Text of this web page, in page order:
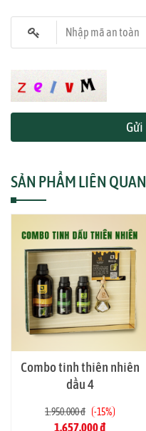
Nhập mã an toàn
SẢN PHẨM LIÊN QUAN
Combo tinh thiên nhiên
dầu 4
1.950.000 đ -15%
1.657.000 đ